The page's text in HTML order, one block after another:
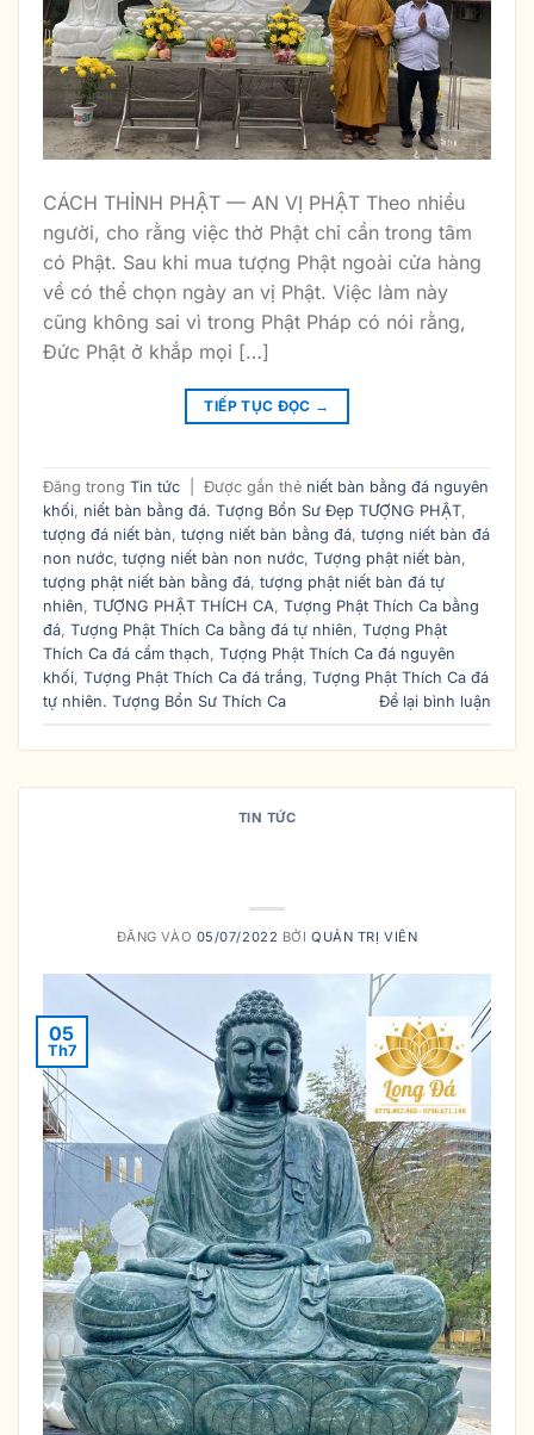
CÁCH THỈNH PHẬT — AN VỊ PHẬT Theo nhiều
người, cho rằng việc thờ Phật chỉ cần trong tâm
có Phật. Sau khi mua tượng Phật ngoài cửa hàng
về có thể chọn ngày an vị Phật. Việc làm này
cũng không sai vì trong Phật Pháp có nói rằng,
Đức Phật ở khắp mọi […]
TIẾP TỤC ĐỌC →
Đăng trong Tin tức Được gắn thẻ niết bàn bằng đá nguyên
khối, niết bàn bằng đá. Tượng Bổn Sư Đẹp TƯỢNG PHẬT,
tượng đá niết bàn, tượng niết bàn bằng đá, tượng niết bàn đá
non nước, tượng niết bàn non nước, Tượng phật niết bàn,
tượng phật niết bàn bằng đá, tượng phật niết bàn đá tự
nhiên, TƯỢNG PHẬT THÍCH CA, Tượng Phật Thích Ca bằng
đá, Tượng Phật Thích Ca bằng đá tự nhiên, Tượng Phật
Thích Ca đá cẩm thạch, Tượng Phật Thích Ca đá nguyên
khối, Tượng Phật Thích Ca đá trắng, Tượng Phật Thích Ca đá
tự nhiên. Tượng Bổn Sư Thích Ca
Để lại bình luận
TIN TỨC
ĐĂNG VÀO 05/07/2022 BỞIQUẢN TRỊ VIÊN
05
Th7